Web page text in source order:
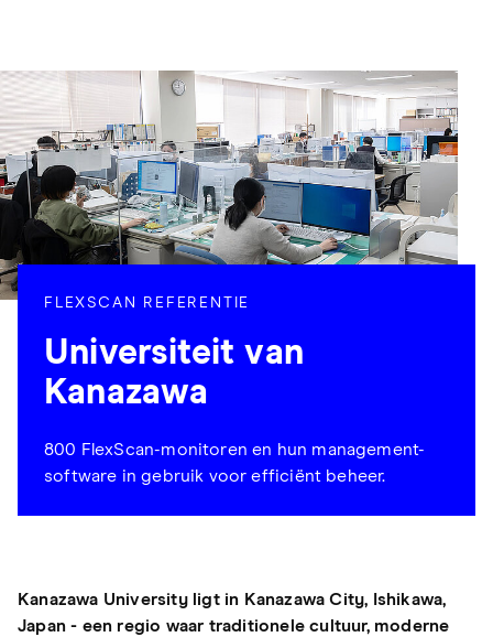
FLEXSCAN REFERENTIE
Universiteit van
Kanazawa
800 FlexScan-monitoren en hun management-
software in gebruik voor efficiënt beheer.
Kanazawa University ligt in Kanazawa City, Ishikawa,
Japan - een regio waar traditionele cultuur, moderne